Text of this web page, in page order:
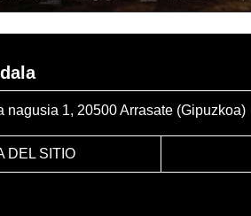
nagusia 1, 20500 Arrasate (Gipuzkoa)
DEL SITIO